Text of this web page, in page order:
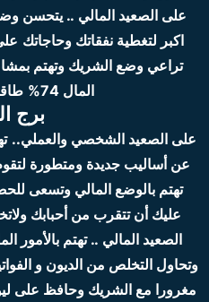
على الصعيد المالي .. يتحسن
اكبر لتغطية نفقاتك وحاجاتك
تراعي وضع الشريك وتهتم
المال 74%
برج
على الصعيد الشخصي والعملي..
عن أساليب جديدة ومتطورة
تهتم بالوضع المالي وتسعى
عليك أن تتقرب من أحبابك
الصعيد المالي .. تهتم بالأمور
وتحاول التخلص من الديون و
مغرورا مع الشريك وحافظ على